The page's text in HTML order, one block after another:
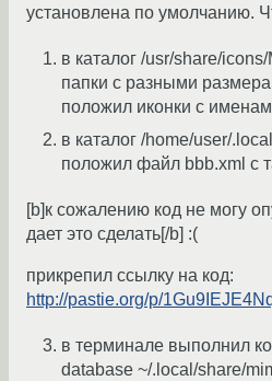
установлена по умолчанию.
в каталог /usr/share/
папки с разными
положил иконки с
в каталог /home/user/
положил файл bbb.xml с
[b]к сожалению код не могу
дает это сделать[/b] :(
прикрепил ссылку на код:
http://pastie.org/p/
в терминале выполнил
database ~/.local/share/